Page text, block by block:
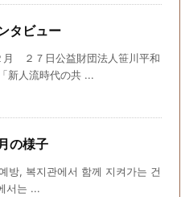
タビュー
２７日公益財団法人笹川平和
新人流時代の共 ...
の様子
방, 복지관에서 함께 지켜가는 건
서는 ...